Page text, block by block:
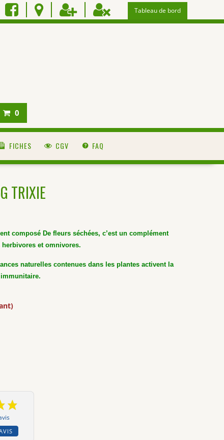
Tableau de bord
0
FICHES CGV FAQ
TRIXIE
composé De fleurs séchées, c’est un complément
et omnivores.
naturelles contenues dans les plantes activent la